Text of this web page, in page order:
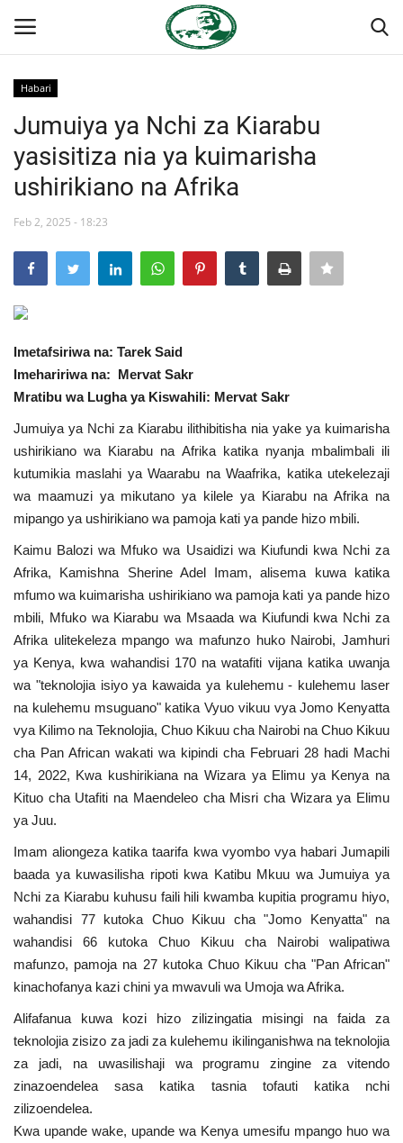
Nyumba
Jukwaa la Nasser la Kimataifa
Misri
Timu yetu
Urithi wa Nasser
Habari
Harakati ya Nasser kwa Vijana
Kanuni na Masharti ya Udhamini wa
Nasser
Udhamini wa Nasser
Nyaraka na Marejeleo
Waanzilishi
Raia wa ulimwengu mzima
Nyaraka
Nafasi
Washiriki
Video
Maonyesho
Wadhamini
Language
English Swahili español
Habari
Jumuiya ya Nchi za Kiarabu
yasisitiza nia ya kuimarisha
ushirikiano na Afrika
Feb 2, 2025 - 18:23
Imetafsiriwa na: Tarek Said
Imehaririwa na: Mervat Sakr
Mratibu wa Lugha ya Kiswahili: Mervat Sakr
Jumuiya ya Nchi za Kiarabu ilithibitisha nia yake ya kuimarisha
ushirikiano wa Kiarabu na Afrika katika nyanja mbalimbali ili
kutumikia maslahi ya Waarabu na Waafrika, katika utekelezaji
wa maamuzi ya mikutano ya kilele ya Kiarabu na Afrika na
mipango ya ushirikiano wa pamoja kati ya pande hizo mbili.
Kaimu Balozi wa Mfuko wa Usaidizi wa Kiufundi kwa Nchi za
Afrika, Kamishna Sherine Adel Imam, alisema kuwa katika
mfumo wa kuimarisha ushirikiano wa pamoja kati ya pande hizo
mbili, Mfuko wa Kiarabu wa Msaada wa Kiufundi kwa Nchi za
Afrika ulitekeleza mpango wa mafunzo huko Nairobi, Jamhuri
ya Kenya, kwa wahandisi 170 na watafiti vijana katika uwanja
wa "teknolojia isiyo ya kawaida ya kulehemu - kulehemu laser
na kulehemu msuguano" katika Vyuo vikuu vya Jomo Kenyatta
vya Kilimo na Teknolojia, Chuo Kikuu cha Nairobi na Chuo Kikuu
cha Pan African wakati wa kipindi cha Februari 28 hadi Machi
14, 2022, Kwa kushirikiana na Wizara ya Elimu ya Kenya na
Kituo cha Utafiti na Maendeleo cha Misri cha Wizara ya Elimu
ya Juu.
Imam aliongeza katika taarifa kwa vyombo vya habari Jumapili
baada ya kuwasilisha ripoti kwa Katibu Mkuu wa Jumuiya ya
Nchi za Kiarabu kuhusu faili hili kwamba kupitia programu hiyo,
wahandisi 77 kutoka Chuo Kikuu cha "Jomo Kenyatta" na
wahandisi 66 kutoka Chuo Kikuu cha Nairobi walipatiwa
mafunzo, pamoja na 27 kutoka Chuo Kikuu cha "Pan African"
kinachofanya kazi chini ya mwavuli wa Umoja wa Afrika.
Alifafanua kuwa kozi hizo zilizingatia misingi na faida za
teknolojia zisizo za jadi za kulehemu ikilinganishwa na teknolojia
za jadi, na uwasilishaji wa programu zingine za vitendo
zinazoendelea sasa katika tasnia tofauti katika nchi
zilizoendelea.
Kwa upande wake, upande wa Kenya umesifu mpango huo wa